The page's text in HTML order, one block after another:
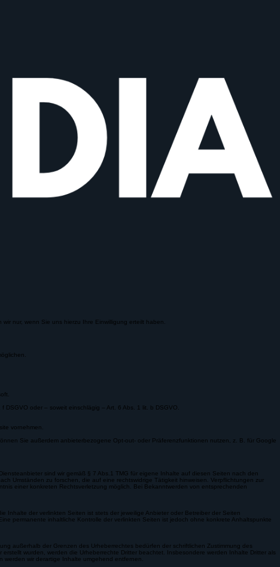
oder – soweit einschlägig – Art. 6 Abs. 1 lit. b DSGVO.
vornehmen.
Sie außerdem anbieterbezogene Opt-out- oder Präferenzfunktionen nutzen, z. B. für Google
sind wir gemäß § 7 Abs.1 TMG für eigene Inhalte auf diesen Seiten nach den
Umständen zu forschen, die auf eine rechtswidrige Tätigkeit hinweisen. Verpflichtungen zur
der verlinkten Seiten ist stets der jeweilige Anbieter oder Betreiber der Seiten
außerhalb der Grenzen des Urheberrechtes bedürfen der schriftlichen Zustimmung des